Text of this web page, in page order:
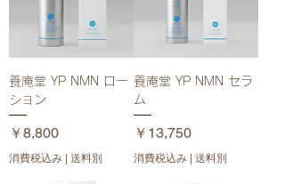
養庵堂 YP NMN ロー
ション
価格
￥8,800
消費税込み | 送料別
養庵堂 YP NMN セラ
ム
価格
￥13,750
消費税込み | 送料別